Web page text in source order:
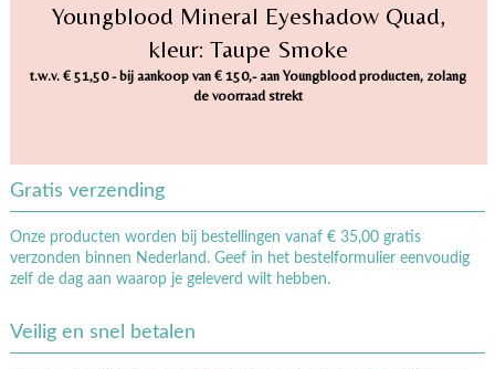
Youngblood Mineral Eyeshadow Quad,
kleur: Taupe Smoke
t.w.v. € 51,50 - bij aankoop van € 150,- aan Youngblood producten, zolang
de voorraad strekt
Gratis verzending
Onze producten worden bij bestellingen vanaf € 35,00 gratis
verzonden binnen Nederland. Geef in het bestelformulier eenvoudig
zelf de dag aan waarop je geleverd wilt hebben.
Veilig en snel betalen